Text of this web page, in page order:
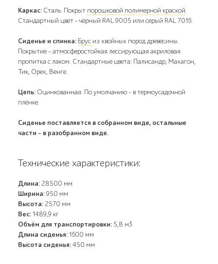
Каркас: Сталь. Покрыт порошковой полимерной краской.
Стандартный цвет – чёрный RAL 9005 или серый RAL 7016.
Сиденье и спинка: Брус из хвойных пород древесины.
Покрытие - атмосферостойкая лессирующая акриловая
пропитка с лаком. Стандартные цвета: Палисандр, Махагон,
Тик, Орех, Венге.
Цепь: Оцинкованная. По умолчанию - в термоусадочной
плёнке.
Сиденье поставляется в собранном виде, остальные
части - в разобранном виде.
Технические характеристики:
Длина: 28500 мм
Ширина:950 мм
Высота: 2570 мм
Вес:1489,9 кг
Объём для транспортировки: 5,8 м3
Длина сиденья:1600 мм
Высота сиденья:450 мм